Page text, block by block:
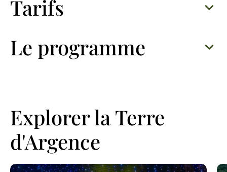
Tarifs
Le programme
Explorer la Terre
d'Argence